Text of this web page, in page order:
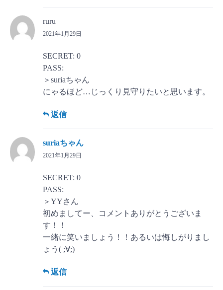
ruru
2021年1月29日
SECRET: 0
PASS:
＞suriaちゃん
にゃるほど…じっくり見守りたいと思います。
返信
suriaちゃん
2021年1月29日
SECRET: 0
PASS:
＞YYさん
初めましてー、コメントありがとうございま
す！！
一緒に笑いましょう！！あるいは悔しがりまし
ょう( ;∀;)
返信